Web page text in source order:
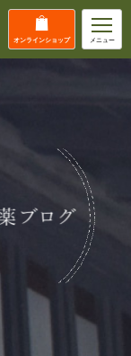
オンラインショップ メニュー